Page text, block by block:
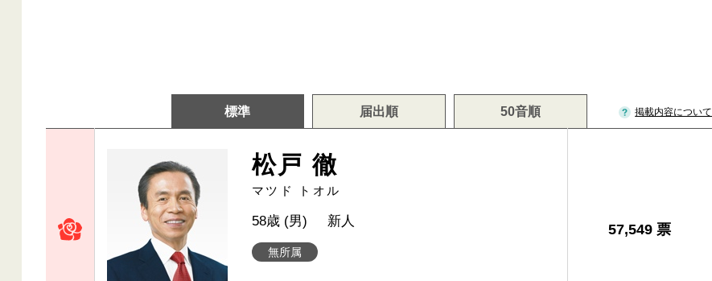
標準 届出順 50音順 掲載内容について
松戸 徹
マツド トオル
無所属
58歳 (男) 新人
57,549 票